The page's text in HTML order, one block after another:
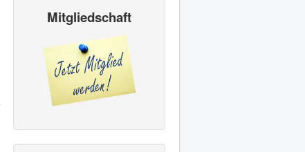
Mitgliedschaft